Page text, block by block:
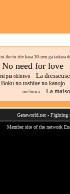
ike to itte kara 10-nen ga tattara
No need for love
pas okinawa La
Boku no toshiue no kanojo
rue broca La
Geneworld.net - Fighting
Member site of the network